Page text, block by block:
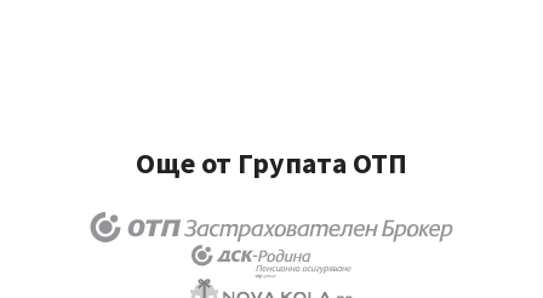
Още от Групата ОТП